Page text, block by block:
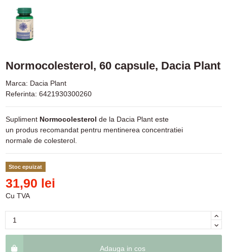
Normocolesterol, 60 capsule, Dacia Plant
Marca: Dacia Plant
Referinta: 6421930300260
SuplimentNormocolesterol de la Dacia Plant este
un produs recomandat pentru mentinerea concentratiei
normale de colesterol.
Stoc epuizat
31,90 lei
Cu TVA
Adauga in cos